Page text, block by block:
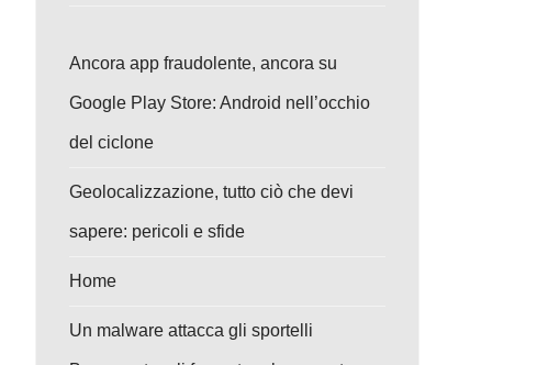
Ancora app fraudolente, ancora su
Google Play Store: Android nell’occhio
del ciclone
Geolocalizzazione, tutto ciò che devi
sapere: pericoli e sfide
Home
Un malware attacca gli sportelli